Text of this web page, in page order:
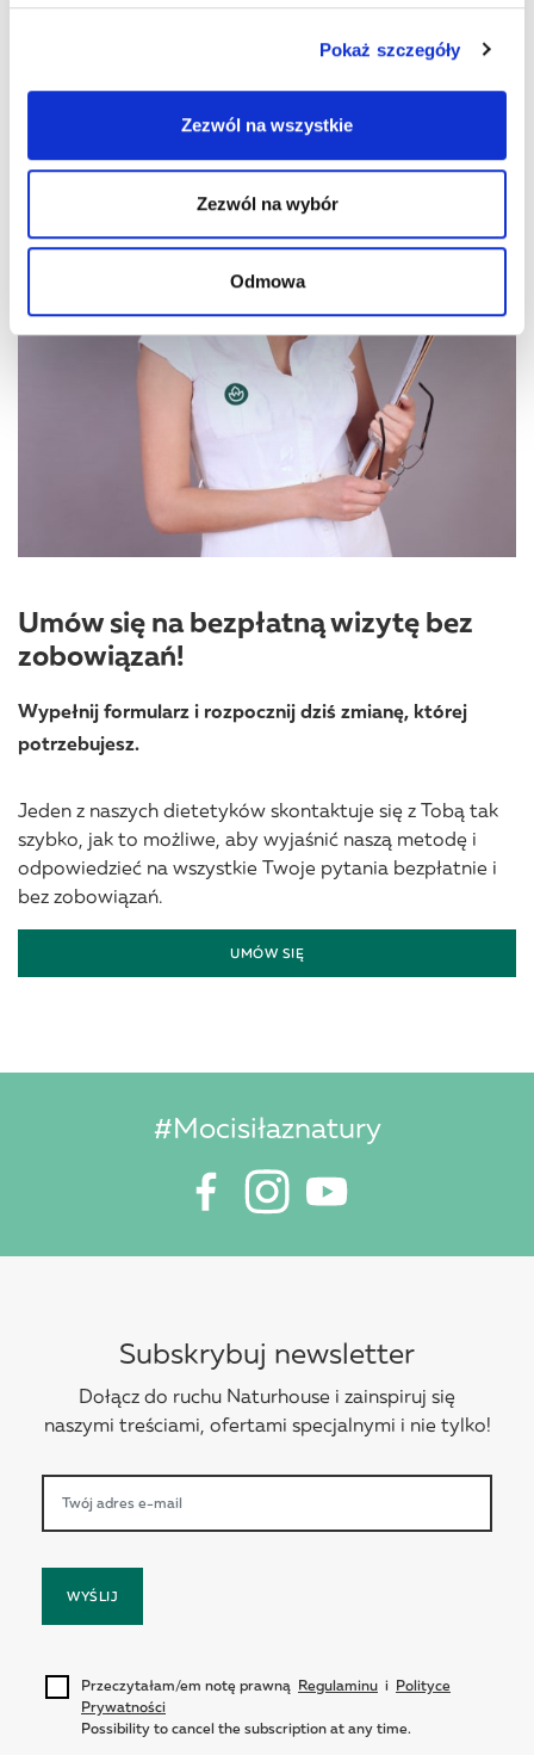
analizować ruch w naszej witrynie. Informacje o tym, jak
Partnerzy mogą połączyć te informacje z innymi danymi
otrzymanymi od Ciebie lub uzyskanymi podczas
korzystania z ich usług.
Pokaż szczegóły
Zezwól na wszystkie
Zezwól na wybór
Odmowa
Umów się na bezpłatną wizytę bez
zobowiązań!
Wypełnij formularz i rozpocznij dziś zmianę, której
potrzebujesz.
Jeden z naszych dietetyków skontaktuje się z Tobą tak
szybko, jak to możliwe, aby wyjaśnić naszą metodę i
odpowiedzieć na wszystkie Twoje pytania bezpłatnie i
bez zobowiązań.
UMÓW SIĘ
#Mocisiłaznatury
Subskrybuj newsletter
Dołącz do ruchu Naturhouse i zainspiruj się
naszymi treściami, ofertami specjalnymi i nie tylko!
WYŚLIJ
Przeczytałam/em notę prawną Regulaminu i Polityce
Prywatności
Possibility to cancel the subscription at any time.